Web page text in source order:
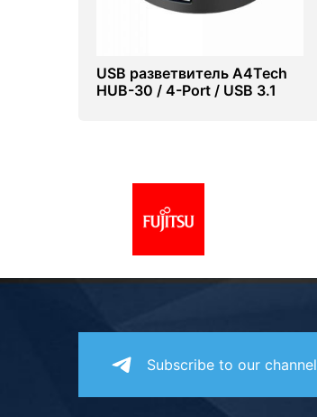
USB разветвитель A4Tech
HUB-30 / 4-Port / USB 3.1
Subscribe to our channel